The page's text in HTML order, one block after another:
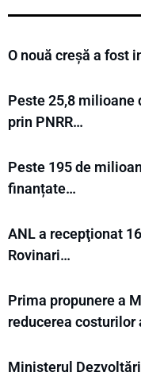
O nouă creșă a fost
Peste 25,8
prin PNRR…
Peste 195 de
finanțate…
ANL a recepţionat
Rovinari…
Prima propunere a
reducerea
Ministerul